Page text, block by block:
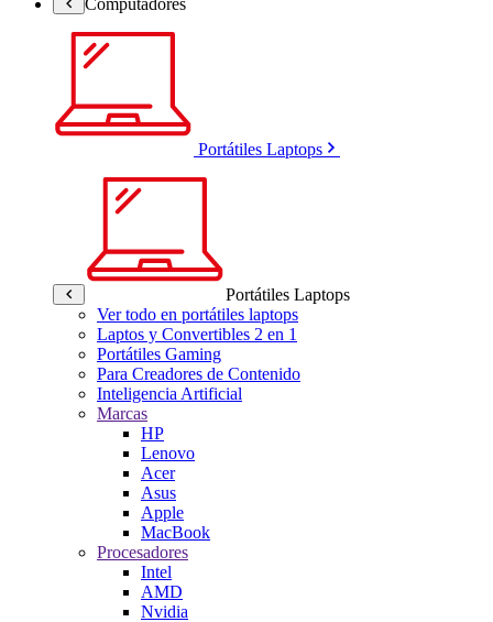
Portátiles Laptops
Portátiles Laptops
Ver todo en portátiles laptops
Laptos y Convertibles 2 en 1
Portátiles Gaming
Para Creadores de Contenido
Inteligencia Artificial
Marcas
HP
Lenovo
Acer
Asus
Apple
MacBook
Procesadores
Intel
AMD
Nvidia